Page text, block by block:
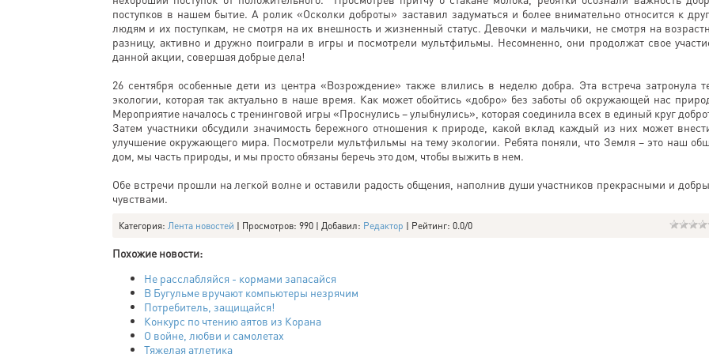
поступков в нашем бытие. А ролик «Осколки доброты» заставил задуматься и более внимательно относится к
людям и их поступкам, не смотря на их внешность и жизненный статус. Девочки и мальчики, не смотря на
разницу, активно и дружно поиграли в игры и посмотрели мультфильмы. Несомненно, они продолжат свое
данной акции, совершая добрые дела!
26 сентября особенные дети из центра «Возрождение» также влились в неделю добра. Эта встреча затронула
экологии, которая так актуально в наше время. Как может обойтись «добро» без заботы об окружающей нас
Мероприятие началось с тренинговой игры «Проснулись – улыбнулись», которая соединила всех в единый круг
Затем участники обсудили значимость бережного отношения к природе, какой вклад каждый из них может
улучшение окружающего мира. Посмотрели мультфильмы на тему экологии. Ребята поняли, что Земля – это наш
дом, мы часть природы, и мы просто обязаны беречь это дом, чтобы выжить в нем.
Обе встречи прошли на легкой волне и оставили радость общения, наполнив души участников прекрасными и
чувствами.
Категория: Лента новостей | Просмотров: 990 | Добавил: Редактор | Рейтинг: 0.0/0
Похожие новости:
Не расслабляйся - кормами запасайся
В Бугульме вручают компьютеры незрячим
Потребитель, защищайся!
Конкурс по чтению аятов из Корана
О войне, любви и самолетах
Тяжелая атлетика